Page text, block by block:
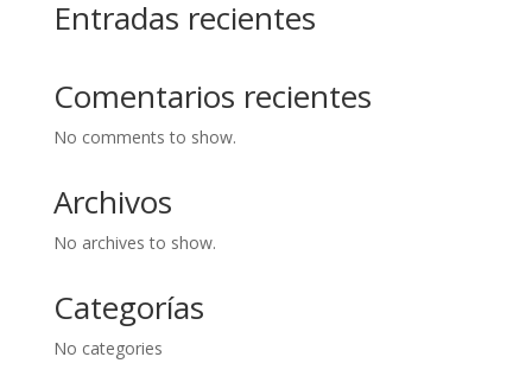
Entradas recientes
Comentarios recientes
No comments to show.
Archivos
No archives to show.
Categorías
No categories